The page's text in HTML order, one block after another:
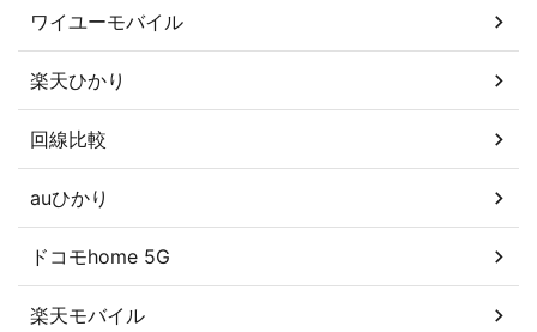
ワイユーモバイル
楽天ひかり
回線比較
auひかり
ドコモhome 5G
楽天モバイル